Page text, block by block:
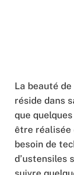
La beauté de
réside dans
que
être réalisée
besoin de
d’ustensiles